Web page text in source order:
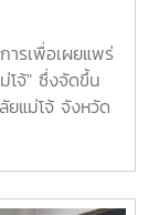
รเพื่อเผยแพร่
โจ้" ซึ่งจัดขึ้น
แม่โจ้ จังหวัด